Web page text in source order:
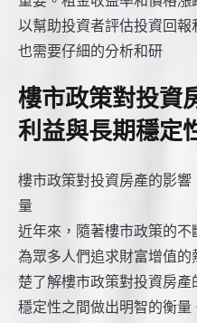
以幫助投資者評估投資回
也需要仔細的分析和研
樓市政策對投資
利益與長期穩定
樓市政策對投資房產的影
量
近年來，隨著樓市政策的
為眾多人們追求財富增值
楚了解樓市政策對投資房
穩定性之間做出明智的衡量